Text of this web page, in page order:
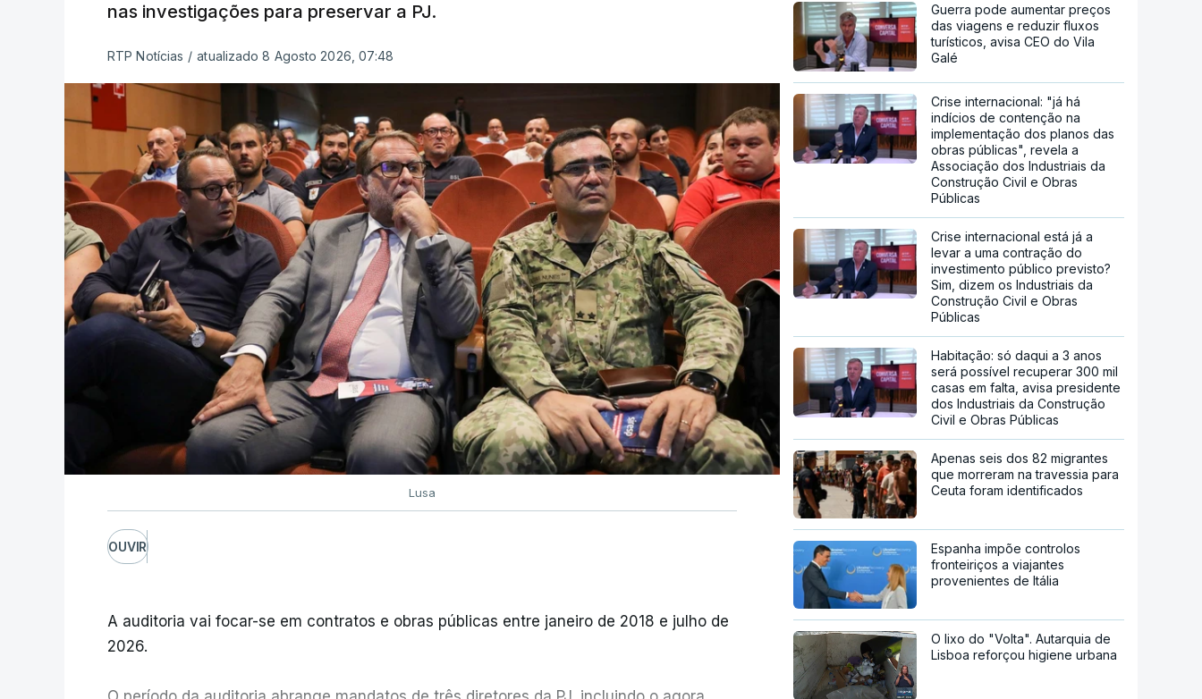
nas investigações para preservar a PJ.
RTP Notícias / atualizado 8 Agosto 2026, 07:48
Lusa
OUVIR
A auditoria vai focar-se em contratos e obras públicas entre janeiro de 2018 e julho de
2026.
Guerra pode aumentar preços
das viagens e reduzir fluxos
turísticos, avisa CEO do Vila
Galé
Crise internacional: "já há
indícios de contenção na
implementação dos planos das
obras públicas", revela a
Associação dos Industriais da
Construção Civil e Obras
Públicas
Crise internacional está já a
levar a uma contração do
investimento público previsto?
Sim, dizem os Industriais da
Construção Civil e Obras
Públicas
Habitação: só daqui a 3 anos
será possível recuperar 300 mil
casas em falta, avisa presidente
dos Industriais da Construção
Civil e Obras Públicas
Apenas seis dos 82 migrantes
que morreram na travessia para
Ceuta foram identificados
Espanha impõe controlos
fronteiriços a viajantes
provenientes de Itália
O lixo do "Volta". Autarquia de
Lisboa reforçou higiene urbana